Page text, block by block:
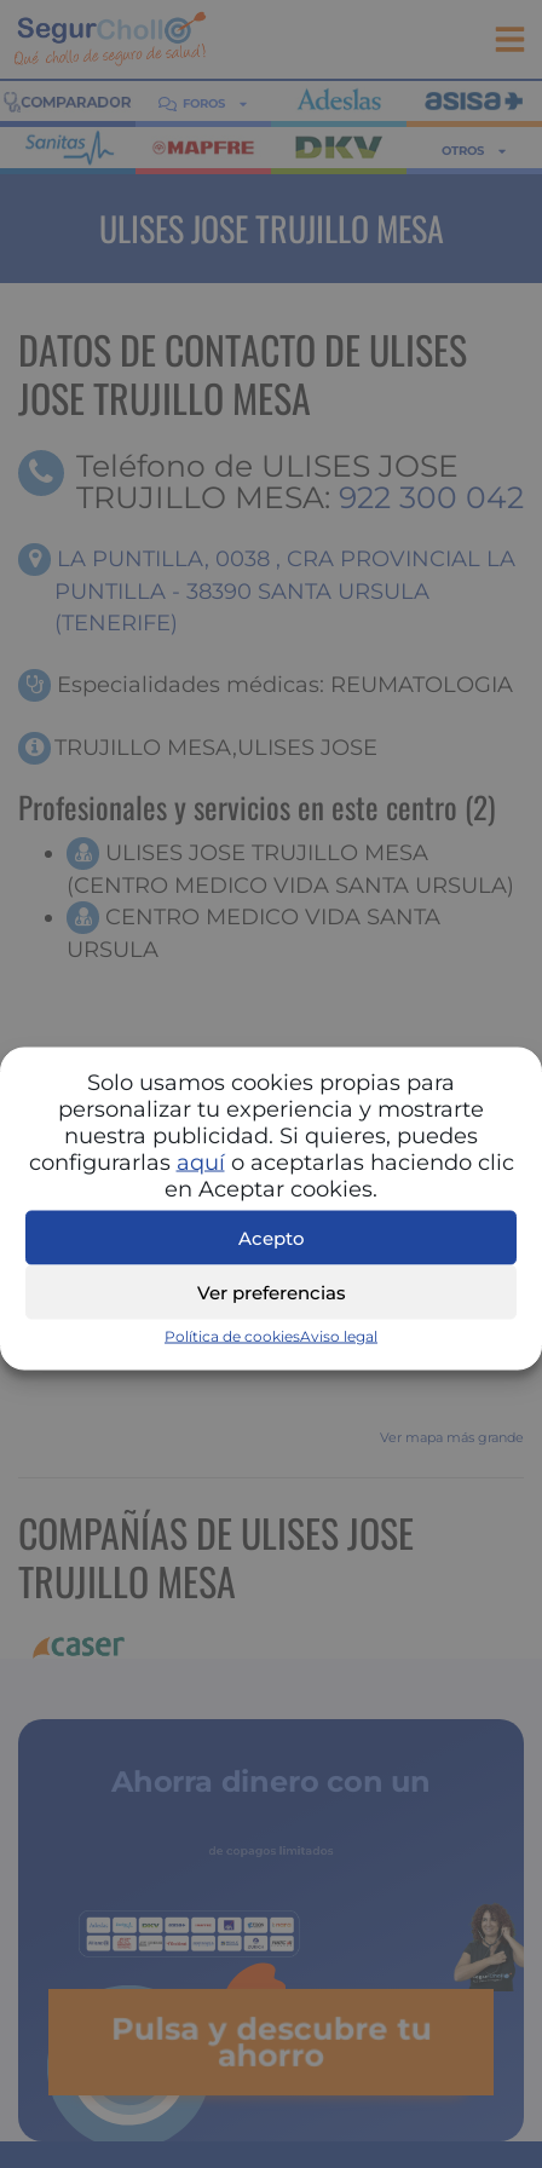
Solo usamos cookies propias para
personalizar tu experiencia y mostrarte
nuestra publicidad. Si quieres, puedes
configurarlas aquío aceptarlas haciendo clic
en Aceptar cookies.
Acepto
Ver preferencias
Política de cookiesAviso legal
FOROS
OTROS
ULISES JOSE TRUJILLO MESA
DATOS DE CONTACTO DE ULISES
JOSE TRUJILLO MESA
Teléfono de ULISES JOSE
TRUJILLO MESA: 922 300 042
LA PUNTILLA, 0038 , CRA PROVINCIAL LA
PUNTILLA - 38390 SANTA URSULA
(TENERIFE)
Especialidades médicas: REUMATOLOGIA
TRUJILLO MESA,ULISES JOSE
Profesionales y servicios en este centro (2)
ULISES JOSE TRUJILLO MESA
(CENTRO MEDICO VIDA SANTA URSULA)
CENTRO MEDICO VIDA SANTA
URSULA
Ver mapa más grande
COMPAÑÍAS DE ULISES JOSE
TRUJILLO MESA
Ahorra dinero con un
de copagos limitados
Pulsa y descubre tu
ahorro